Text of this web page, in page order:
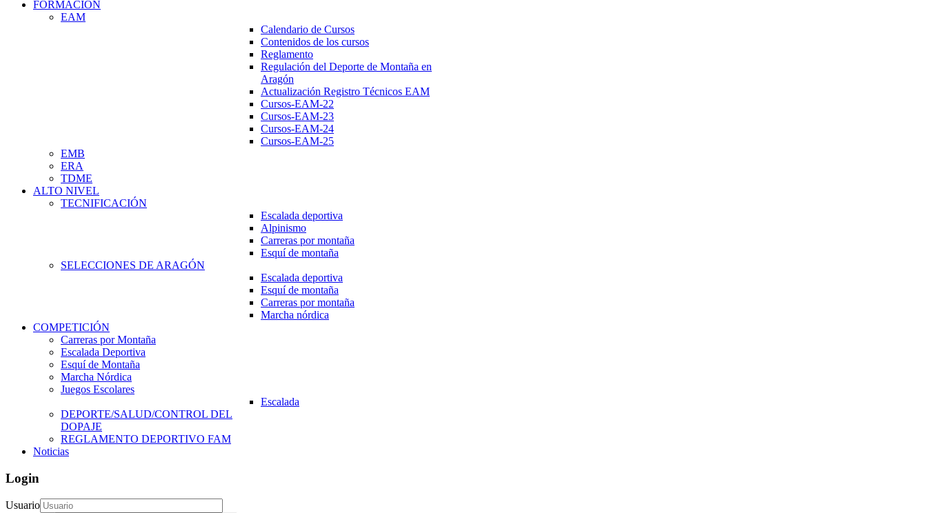
FORMACIÓN
EAM
Calendario de Cursos
Contenidos de los cursos
Reglamento
Regulación del Deporte de Montaña en
Aragón
Actualización Registro Técnicos EAM
Cursos-EAM-22
Cursos-EAM-23
Cursos-EAM-24
Cursos-EAM-25
EMB
ERA
TDME
ALTO NIVEL
TECNIFICACIÓN
Escalada deportiva
Alpinismo
Carreras por montaña
Esquí de montaña
SELECCIONES DE ARAGÓN
Escalada deportiva
Esquí de montaña
Carreras por montaña
Marcha nórdica
COMPETICIÓN
Carreras por Montaña
Escalada Deportiva
Esquí de Montaña
Marcha Nórdica
Juegos Escolares
Escalada
DEPORTE/SALUD/CONTROL DEL
DOPAJE
REGLAMENTO DEPORTIVO FAM
Noticias
Login
Usuario